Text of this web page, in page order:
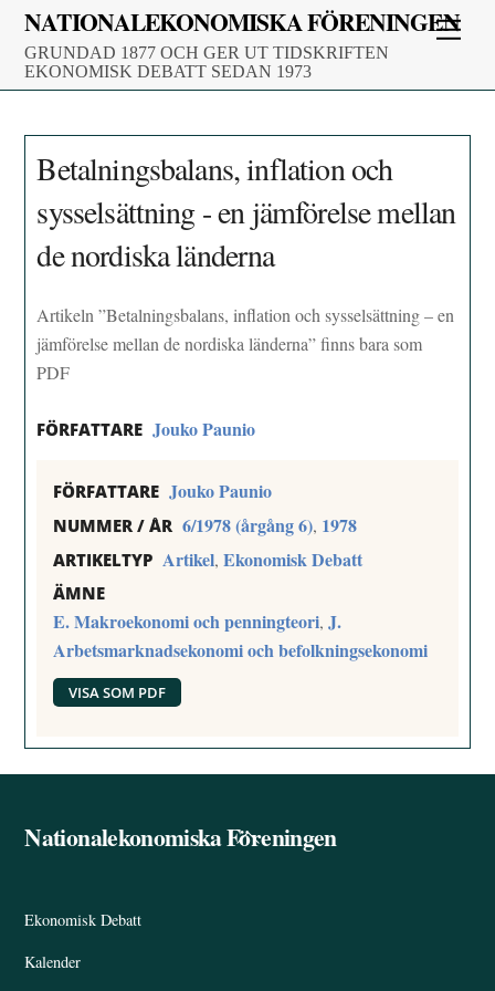
Skip
content
NATIONALEKONOMISKA FÖRENINGEN
GRUNDAD 1877 OCH GER UT TIDSKRIFTEN
EKONOMISK DEBATT SEDAN 1973
Betalningsbalans, inflation och
sysselsättning - en jämförelse mellan
de nordiska länderna
Artikeln ”Betalningsbalans, inflation och sysselsättning – en
jämförelse mellan de nordiska länderna” finns bara som
PDF
FÖRFATTARE Jouko Paunio
FÖRFATTARE Jouko Paunio
NUMMER / ÅR 6/1978 (årgång 6), 1978
ARTIKELTYP Artikel,Ekonomisk Debatt
ÄMNE
E. Makroekonomi och penningteori,J.
Arbetsmarknadsekonomi och befolkningsekonomi
VISA SOM PDF
Back
Nationalekonomiska Föreningen
Ekonomisk Debatt
Kalender